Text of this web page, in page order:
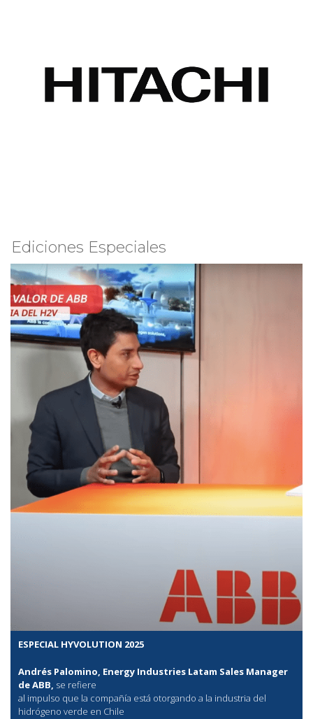
Ediciones Especiales
ESPECIAL HYVOLUTION 2025
Andrés Palomino, Energy Industries Latam Sales Manager
de ABB, se refiere
al impulso que la compañía está otorgando a la industria del
hidrógeno verde en Chile